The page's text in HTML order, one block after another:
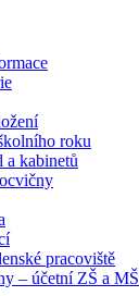
roku
a kabinetů
pracoviště
– účetní ZŠ a MŠ